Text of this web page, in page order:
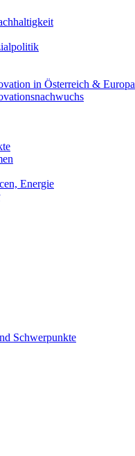
in Österreich & Europa
Energie
Schwerpunkte